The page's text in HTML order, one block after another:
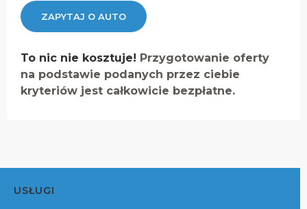
ZAPYTAJ O AUTO
To nic nie kosztuje! Przygotowanie oferty
na podstawie podanych przez ciebie
kryteriów jest całkowicie bezpłatne.
USŁUGI